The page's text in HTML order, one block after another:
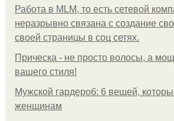
Работа в MLM, то есть сетевой
неразрывно связана с создание
своей страницы в соц сетях.
Прическа - не просто волосы, а
вашего стиля!
Мужской гардероб: 6 вещей,
женщинам